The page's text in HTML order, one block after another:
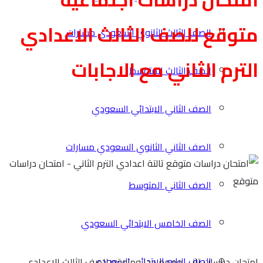
الصف الثالث الثانوي السعودي مسارات
الصف الثالث المتوسط
الصف الثاني الابتدائي السعودي
الصف الثاني الثانوي السعودي مسارات
الصف الثاني المتوسط
الصف الخامس الابتدائي السعودي
متوقع للصف الثالث الاعدادي
الترم الثاني مع الاجابات